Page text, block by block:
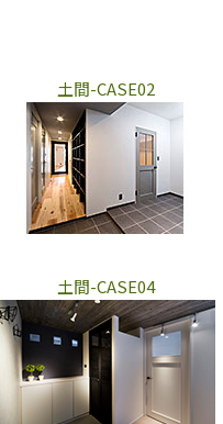
土間-CASE02
土間-CASE04